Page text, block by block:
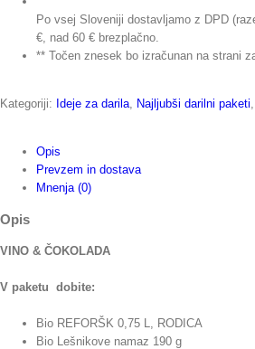
Po vsej Sloveniji dostavljamo z DPD
€, nad 60 € brezplačno.
** Točen znesek bo izračunan na strani
Kategoriji: Ideje za darila Najljubši darilni paketi
Opis
Prevzem in dostava
Mnenja (0)
Opis
VINO & ČOKOLADA
V paketu dobite:
Bio REFORŠK 0,75 L, RODICA
Bio Lešnikove namaz 190 g